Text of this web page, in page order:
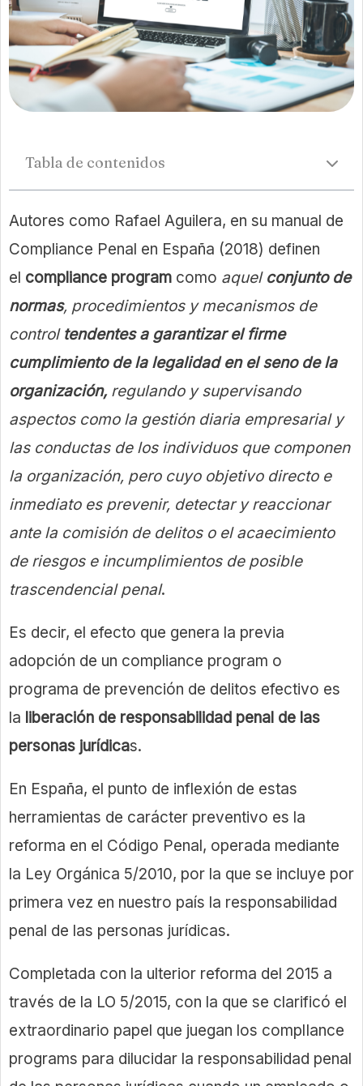
Tabla de contenidos
Autores como Rafael Aguilera, en su manual de
Compliance Penal en España (2018) definen
el compliance program como aquel conjunto de
normas, procedimientos y mecanismos de
control tendentes a garantizar el firme
cumplimiento de la legalidad en el seno de la
organización, regulando y supervisando
aspectos como la gestión diaria empresarial y
las conductas de los individuos que componen
la organización, pero cuyo objetivo directo e
inmediato es prevenir, detectar y reaccionar
ante la comisión de delitos o el acaecimiento
de riesgos e incumplimientos de posible
trascendencial penal.
Es decir, el efecto que genera la previa
adopción de un compliance program o
programa de prevención de delitos efectivo es
la liberación de responsabilidad penal de las
personas jurídicas.
En España, el punto de inflexión de estas
herramientas de carácter preventivo es la
reforma en el Código Penal, operada mediante
la Ley Orgánica 5/2010, por la que se incluye por
primera vez en nuestro país la responsabilidad
penal de las personas jurídicas.
Completada con la ulterior reforma del 2015 a
través de la LO 5/2015, con la que se clarificó el
extraordinario papel que juegan los complIance
programs para dilucidar la responsabilidad penal